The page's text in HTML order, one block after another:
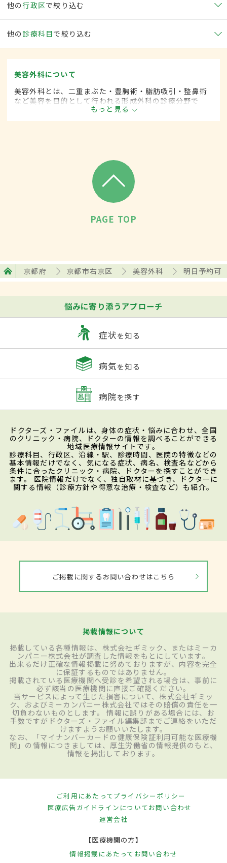
他の行政区で絞り込む
他の 診療科目で絞り込む
美容外科について
美容外科とは、二重まぶた・豊胸術・脂肪吸引・整鼻術
など美容を目的として行われる形成外科の診療分野で
もっと見る
PAGE TOP
京都府 京都市右京区 美容外科 明日予約可
悩みに寄り添うアプローチ
症状を知る
病気を知る
病院を探す
ドクターズ・ファイルは、身体の症状・悩みに合わせ、全国
のクリニック・病院、ドクターの情報を調べることができる
地域医療情報サイトです。
診療科目、行政区、沿線・駅、診療時間、医院の特徴などの
基本情報だけでなく、気になる症状、病名、検査名などから
条件に合ったクリニック・病院、ドクターを探すことができ
ます。 医院情報だけでなく、独自取材に基づき、ドクターに
関する情報（診療方針や得意な治療・検査など）も紹介。
ご掲載に関するお問い合わせはこちら
掲載情報について
掲載している各種情報は、株式会社ギミック、またはミーカ
ンパニー株式会社が調査した情報をもとにしています。
出来るだけ正確な情報掲載に努めておりますが、内容を完全
に保証するものではありません。
掲載されている医療機関へ受診を希望される場合は、事前に
必ず該当の医療機関に直接ご確認ください。
当サービスによって生じた損害について、株式会社ギミッ
ク、およびミーカンパニー株式会社ではその賠償の責任を一
切負わないものとします。 情報に誤りがある場合には、お
手数ですがドクターズ・ファイル編集部までご連絡をいただ
けますようお願いいたします。
なお、「マイナンバーカードの健康保険証利用可能な医療機
関」の情報につきましては、厚生労働省の情報提供のもと、
情報を掲出しております。
ご利用にあたってプライバシーポリシー
医療広告ガイドラインについてお問い合わせ
運営会社
【医療機関の方】
情報掲載にあたって お問い合わせ